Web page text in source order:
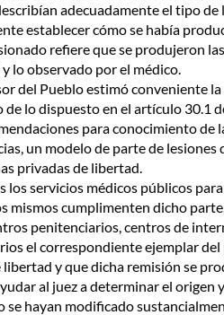
adecuadamente el tipo
establecer cómo se había
refiere que se produjeron
lo observado por el médico.
del Pueblo estimó conveniente
lo dispuesto en el artículo
para conocimiento
un modelo de parte de
privadas de libertad.
servicios médicos públicos
mismos cumplimenten dicho
penitenciarios, centros de
el correspondiente ejemplar
y que dicha remisión se
al juez a determinar el origen
se hayan modificado